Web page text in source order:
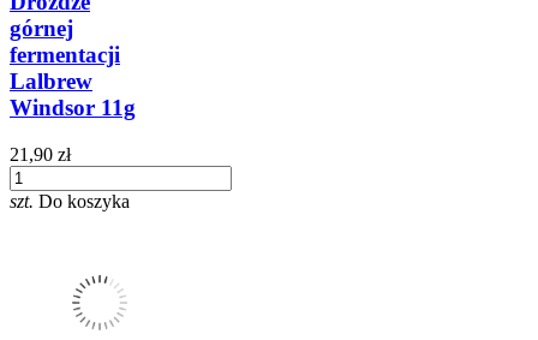
górnej
fermentacji
Lalbrew
Windsor 11g
21,90 zł
szt. Do koszyka